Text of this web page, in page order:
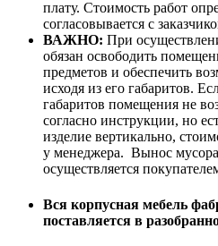
плату. Стоимость работ
согласовывается с
ВАЖНО: При
обязан освободить
предметов и обеспечить
исходя из его габаритов.
габаритов помещения не
согласно инструкции, но
изделие вертикально,
у менеджера. Вынос
осуществляется
Вся корпусная мебель
поставляется в